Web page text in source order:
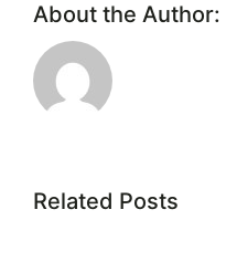
About the Author:
Related Posts